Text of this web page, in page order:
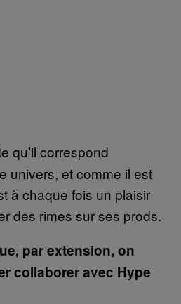
qu’il correspond
univers, et comme il est
à chaque fois un plaisir
des rimes sur ses prods.
par extension, on
collaborer avec Hype